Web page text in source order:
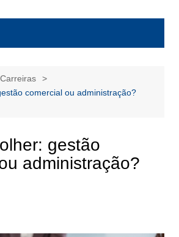
Carreiras
comercial ou administração​?
gestão
administração​?